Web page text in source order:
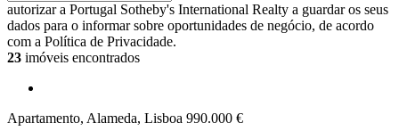
autorizar a Portugal Sotheby's International Realty a guardar os seus
dados para o informar sobre oportunidades de negócio, de acordo
com a Política de Privacidade.
23 imóveis encontrados
Apartamento, Alameda, Lisboa 990.000 €